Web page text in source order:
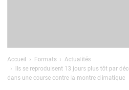
Accueil Formats
Actualités
Ils se reproduisent 13 jours plus tôt par
dans une course contre la montre climatique